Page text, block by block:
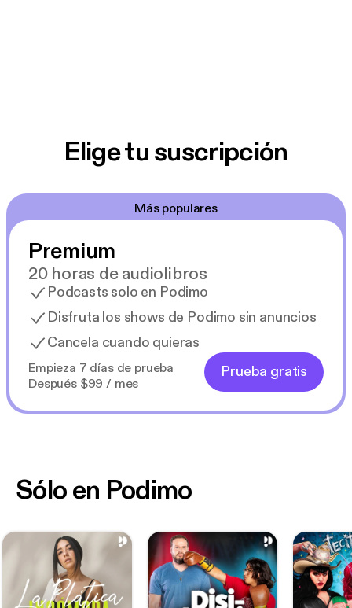
Elige tu suscripción
Más populares
Premium
20 horas de audiolibros
Podcasts solo en Podimo
Disfruta los shows de Podimo sin anuncios
Cancela cuando quieras
Empieza 7 días de prueba
Después $99 / mes
Prueba gratis
Sólo en Podimo